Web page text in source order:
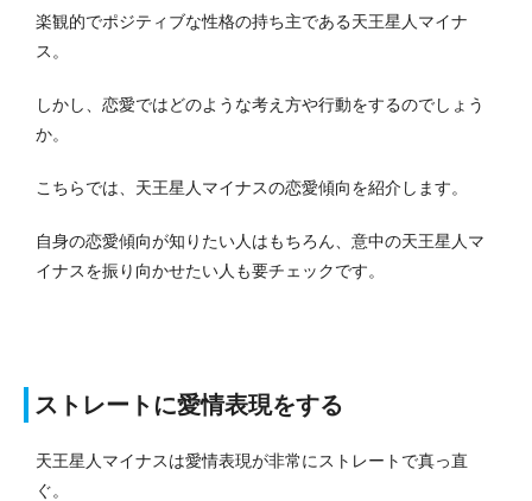
楽観的でポジティブな性格の持ち主である天王星人マイナ
ス。
しかし、恋愛ではどのような考え方や行動をするのでしょう
か。
こちらでは、天王星人マイナスの恋愛傾向を紹介します。
自身の恋愛傾向が知りたい人はもちろん、意中の天王星人マ
イナスを振り向かせたい人も要チェックです。
ストレートに愛情表現をする
天王星人マイナスは愛情表現が非常にストレートで真っ直
ぐ。